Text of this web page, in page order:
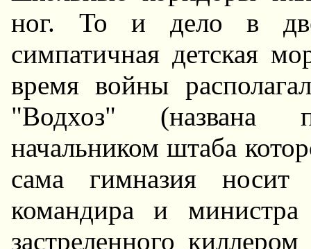
ног. То и дело в
симпатичная детская
время войны
"Водхоз" (названа
начальником штаба
сама гимназия носит
командира и
застреленного